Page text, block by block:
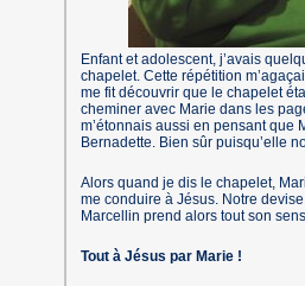
Enfant et adolescent, j’avais
chapelet. Cette répétition
me fit découvrir que le chapelet
cheminer avec Marie dans les
m’étonnais aussi en pensant que
Bernadette. Bien sûr puisqu’elle
Alors quand je dis le chapelet,
me conduire à Jésus. Notre
Marcellin prend alors tout son
Tout à Jésus par Marie !